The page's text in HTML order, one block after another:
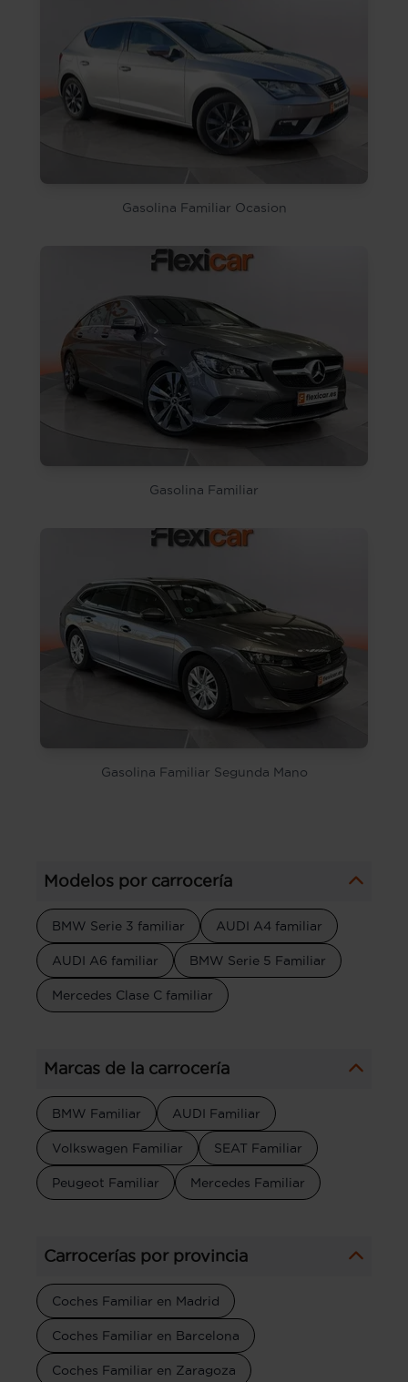
Gasolina Familiar Ocasion
Gasolina Familiar
Gasolina Familiar Segunda Mano
Modelos por carrocería
BMW Serie 3 familiar AUDI A4 familiar
AUDI A6 familiar BMW Serie 5 Familiar
Mercedes Clase C familiar
Marcas de la carrocería
BMW Familiar AUDI Familiar
Volkswagen Familiar SEAT Familiar
Peugeot Familiar Mercedes Familiar
Carrocerías por provincia
Coches Familiar en Madrid
Coches Familiar en Barcelona
Coches Familiar en Zaragoza